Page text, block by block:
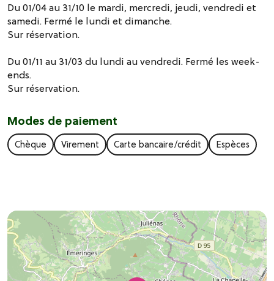
Du 01/04 au 31/10 le mardi, mercredi, jeudi, vendredi et
samedi. Fermé le lundi et dimanche.
Sur réservation.
Du 01/11 au 31/03 du lundi au vendredi. Fermé les week-
ends.
Sur réservation.
Modes de paiement
Chèque Virement Carte bancaire/crédit Espèces